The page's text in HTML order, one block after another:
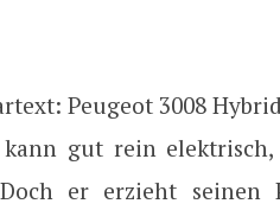
Peugeot 3008
kann gut rein
er erzieht